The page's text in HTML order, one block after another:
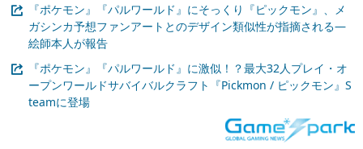
『ポケモン』『パルワールド』にそっくり『ピックモン』、メ
ガシンカ予想ファンアートとのデザイン類似性が指摘される―
絵師本人が報告
『ポケモン』『パルワールド』に激似！？最大32人プレイ・オ
ープンワールドサバイバルクラフト『Pickmon / ピックモン』S
teamに登場